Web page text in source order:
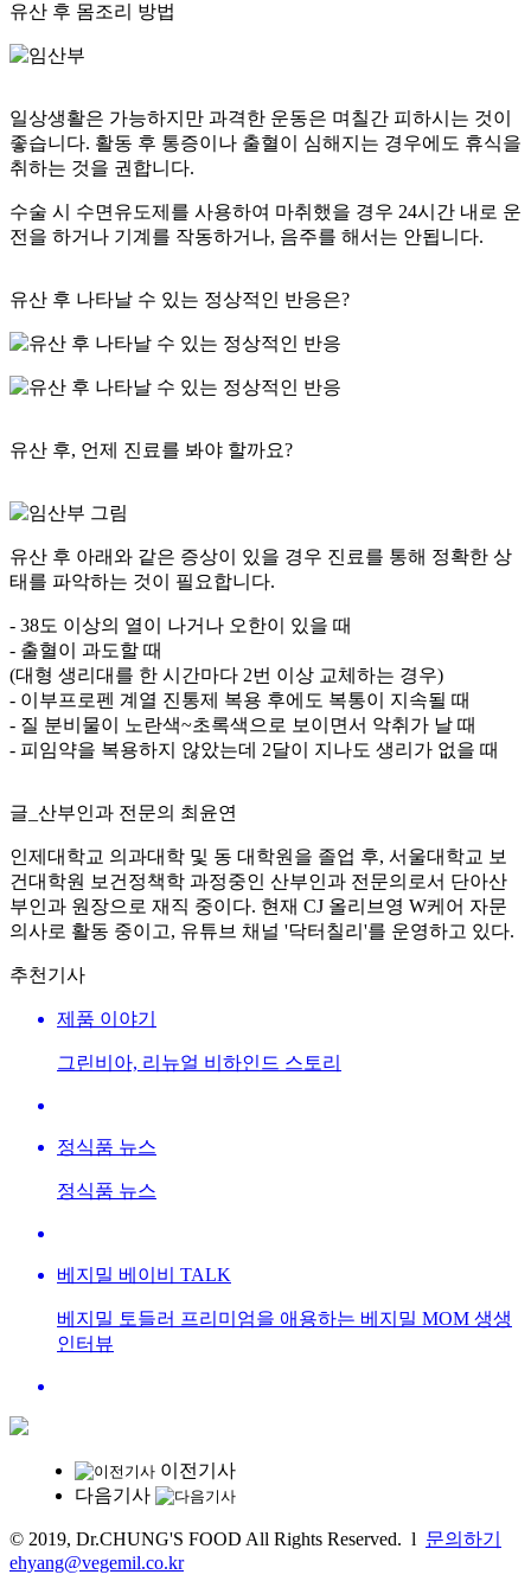
유산 후 몸조리 방법
일상생활은 가능하지만 과격한 운동은 며칠간 피하시는 것이
좋습니다. 활동 후 통증이나 출혈이 심해지는 경우에도 휴식을
취하는 것을 권합니다.
수술 시 수면유도제를 사용하여 마취했을 경우 24시간 내로 운
전을 하거나 기계를 작동하거나, 음주를 해서는 안됩니다.
유산 후 나타날 수 있는 정상적인 반응은?
유산 후, 언제 진료를 봐야 할까요?
유산 후 아래와 같은 증상이 있을 경우 진료를 통해 정확한 상
태를 파악하는 것이 필요합니다.
- 38도 이상의 열이 나거나 오한이 있을 때
- 출혈이 과도할 때
(대형 생리대를 한 시간마다 2번 이상 교체하는 경우)
- 이부프로펜 계열 진통제 복용 후에도 복통이 지속될 때
- 질 분비물이 노란색~초록색으로 보이면서 악취가 날 때
- 피임약을 복용하지 않았는데 2달이 지나도 생리가 없을 때
글_산부인과 전문의 최윤연
인제대학교 의과대학 및 동 대학원을 졸업 후, 서울대학교 보
건대학원 보건정책학 과정중인 산부인과 전문의로서 단아산
부인과 원장으로 재직 중이다. 현재 CJ 올리브영 W케어 자문
의사로 활동 중이고, 유튜브 채널 '닥터칠리'를 운영하고 있다.
추천기사
제품 이야기
그린비아, 리뉴얼 비하인드 스토리
정식품 뉴스
정식품 뉴스
베지밀 베이비 TALK
베지밀 토들러 프리미엄을 애용하는 베지밀 MOM 생생
인터뷰
이전기사
다음기사
© 2019, Dr.CHUNG'S FOOD All Rights Reserved. l 문의하기
ehyang@vegemil.co.kr